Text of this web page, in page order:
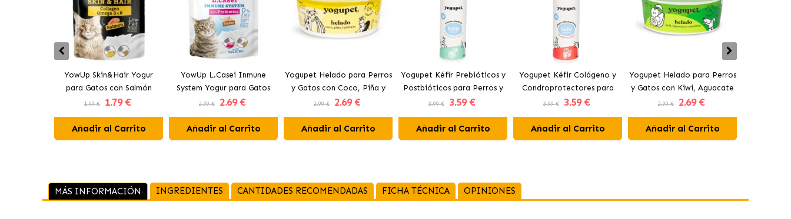
YowUp Skin&Hair Yogur
para Gatos con Salmón
1.99 € 1.79 €
Añadir al Carrito
YowUp L.Casei Inmune
System Yogur para Gatos
con Pavo
2.99 € 2.69 €
Añadir al Carrito
Yogupet Helado para Perros
y Gatos con Coco, Piña y
Plátano
2.99 € 2.69 €
Añadir al Carrito
Yogupet Kéfir Prebióticos y
Postbióticos para Perros y
Gatos con Arándanos y
3.99 € 3.59 €
Añadir al Carrito
Yogupet Kéfir Colágeno y
Condroprotectores para
Perros y Gatos con Pera y
3.99 € 3.59 €
Añadir al Carrito
Yogupet Helado para Perros
y Gatos con Kiwi, Aguacate
y Manzana
2.99 € 2.69 €
Añadir al Carrito
MÁS INFORMACIÓN INGREDIENTES CANTIDADES RECOMENDADAS FICHA TÉCNICA OPINIONES